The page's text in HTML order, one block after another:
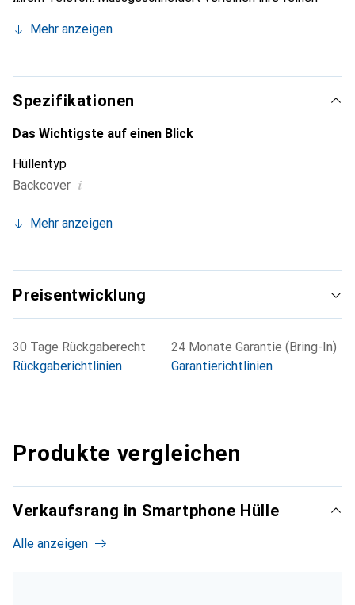
und unverzichtbaren Accessoire für Ihr Smartphone.
die Marke Noreve eine sichere Wahl für eine
anspruchsvolle Kundschaft.
Mehr anzeigen
Spezifikationen
Das Wichtigste auf einen Blick
Hüllentyp
Backcover i
Mehr anzeigen
Preisentwicklung
30 Tage Rückgaberecht
Rückgaberichtlinien
24 Monate Garantie (Bring-In)
Garantierichtlinien
Produkte vergleichen
Verkaufsrang in Smartphone Hülle
Alle anzeigen